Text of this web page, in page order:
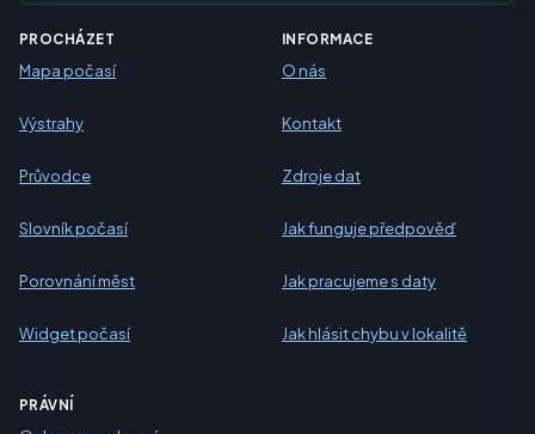
PROCHÁZET
Mapa počasí
Výstrahy
Průvodce
Slovník počasí
Porovnání měst
Widget počasí
INFORMACE
O nás
Kontakt
Zdroje dat
Jak funguje předpověď
Jak pracujeme s daty
Jak hlásit chybu v lokalitě
PRÁVNÍ